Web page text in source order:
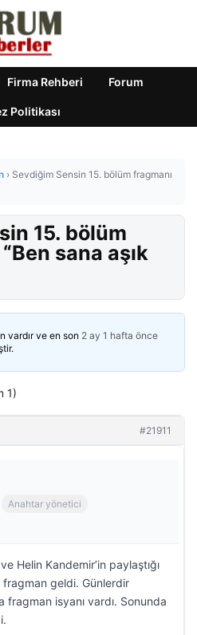
Firma Rehberi Forum
Politikası
› Sevdiğim Sensin 15. bölüm fragmanı
15. bölüm
sana aşık
vardır ve en son 2 ay 1 hafta önce
1)
#21911
Anahtar yönetici
Helin Kandemir’in paylaştığı
fragman geldi. Günlerdir
isyanı vardı. Sonunda